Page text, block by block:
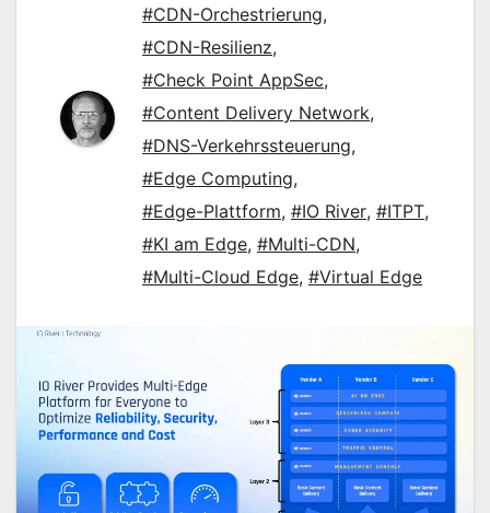
#CDN-Orchestrierung,
#CDN-Resilienz,
#Check Point AppSec,
#Content Delivery Network,
#DNS-Verkehrssteuerung,
#Edge Computing,
#Edge-Plattform, #IO River, #ITPT,
#KI am Edge, #Multi-CDN,
#Multi-Cloud Edge, #Virtual Edge